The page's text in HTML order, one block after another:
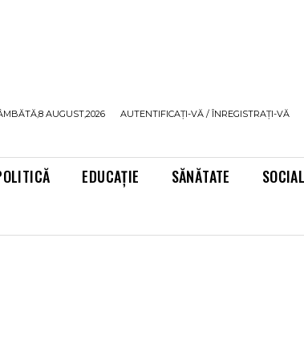
AUGUST,2026 AUTENTIFICAȚI-VĂ / ÎNREGISTRAȚI-VĂ
EDUCAȚIE SĂNĂTATE